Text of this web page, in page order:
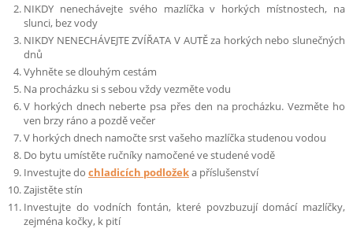
NIKDY nenechávejte svého mazlíčka v horkých místnostech, na
slunci, bez vody
NIKDY NENECHÁVEJTE ZVÍŘATA V AUTĚ za horkých nebo slunečných
dnů
Vyhněte se dlouhým cestám
Na procházku si s sebou vždy vezměte vodu
V horkých dnech neberte psa přes den na procházku. Vezměte ho
ven brzy ráno a pozdě večer
V horkých dnech namočte srst vašeho mazlíčka studenou vodou
Do bytu umístěte ručníky namočené ve studené vodě
Investujte do chladicích podložeka příslušenství
Zajistěte stín
Investujte do vodních fontán, které povzbuzují domácí mazlíčky,
zejména kočky, k pití